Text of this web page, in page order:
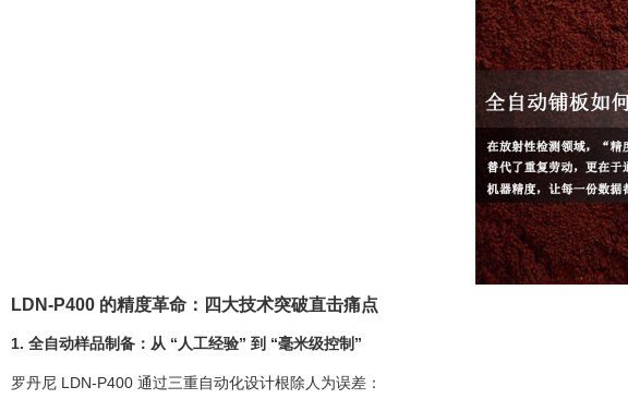
LDN-P400 的精度革命：四大技术突破直击痛点
1. 全自动样品制备：从 “人工经验” 到 “毫米级控制”
罗丹尼 LDN-P400 通过三重自动化设计根除人为误差：